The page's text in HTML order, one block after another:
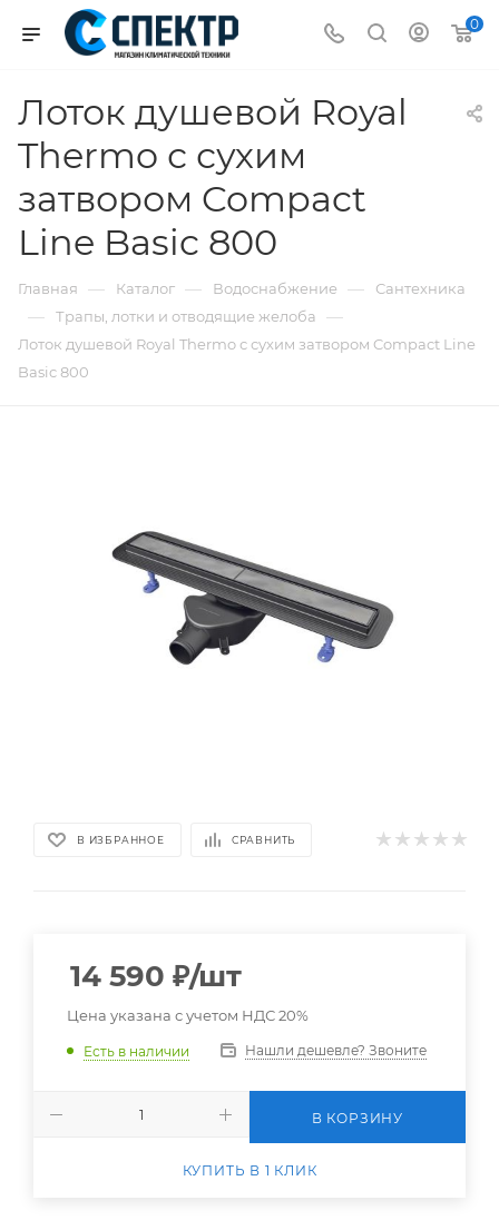
0
Лоток душевой Royal
Thermo с сухим
затвором Compact
Line Basic 800
Главная — Каталог — Водоснабжение — Сантехника
— Трапы, лотки и отводящие желоба —
Лоток душевой Royal Thermo с сухим затвором Compact Line
Basic 800
В ИЗБРАННОЕ СРАВНИТЬ
14 590 ₽/шт
Цена указана с учетом НДС 20%
Есть в наличии Нашли дешевле? Звоните
В КОРЗИНУ
КУПИТЬ В 1 КЛИК